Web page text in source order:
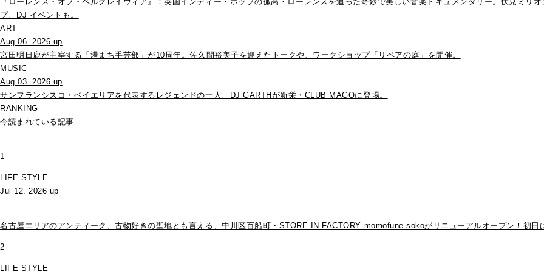
プ、DJ イベントも。
ART
Aug 06. 2026 up
宮田明日鹿が主宰する「港まち手芸部」が10周年。佐久間裕美子を迎えたトークや、ワークショップ「リペアの庭」を開催。
MUSIC
Aug 03. 2026 up
サンフランシスコ・ベイエリアを代表するレジェンドの一人、DJ GARTHが新栄・CLUB MAGOに登場。
RANKING
今読まれている記事
1
LIFE STYLE
Jul 12. 2026 up
名古屋エリアのアンティーク、古物好きの聖地とも言える、中川区百船町・STORE IN FACTORY momofune sokoがリニューアルオープン！初
2
LIFE STYLE